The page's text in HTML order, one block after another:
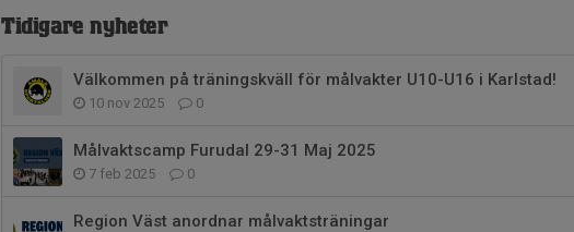
Tidigare nyheter
Välkommen på träningskväll för målvakter U10-U16 i Karlstad!
10 nov 2025 0
Målvaktscamp Furudal 29-31 Maj 2025
7 feb 2025 0
Region Väst anordnar målvaktsträningar